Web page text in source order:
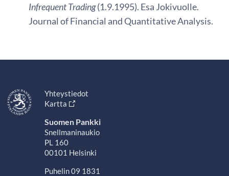
Infrequent Trading(1.9.1995). Esa Jokivuolle.
Journal of Financial and Quantitative Analysis.
Yhteystiedot
Kartta
Suomen Pankki
Snellmaninaukio
PL 160
00101 Helsinki
Puhelin 09 1831